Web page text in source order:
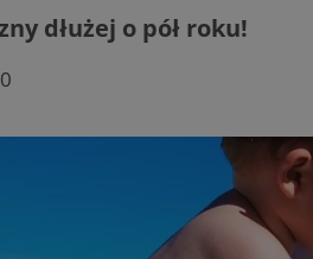
dłużej o pół roku!